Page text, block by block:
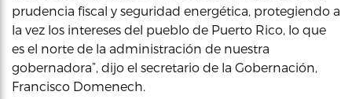
prudencia fiscal y seguridad energética, protegiendo a
la vez los intereses del pueblo de Puerto Rico, lo que
es el norte de la administración de nuestra
gobernadora”, dijo el secretario de la Gobernación,
Francisco Domenech.